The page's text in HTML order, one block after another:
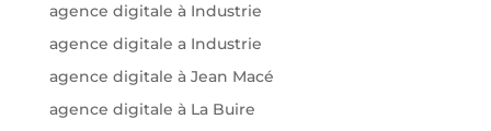
agence digitale à Industrie
agence digitale a Industrie
agence digitale à Jean Macé
agence digitale à La Buire